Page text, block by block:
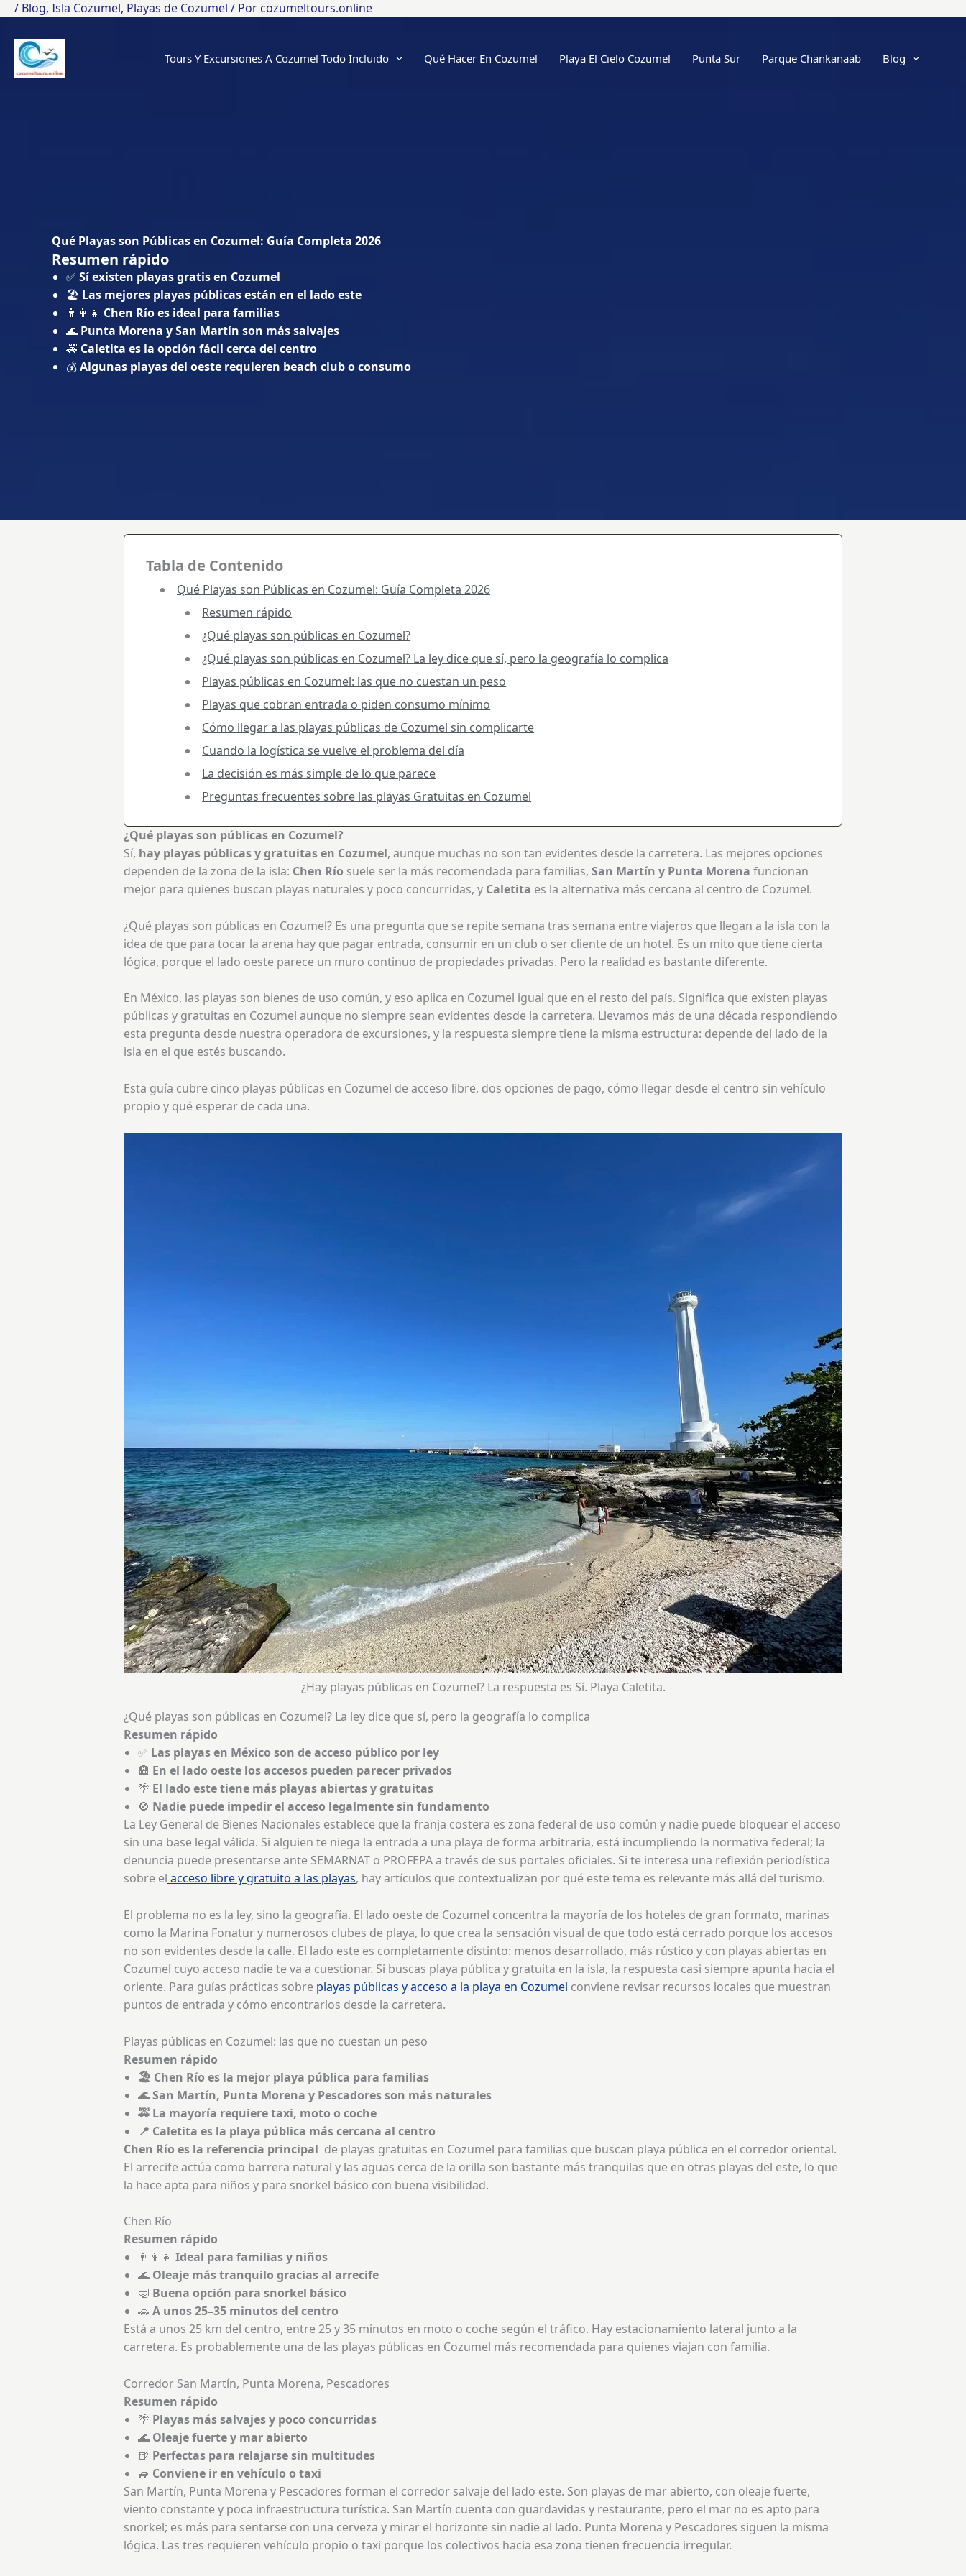
contenido
Tours Y Excursiones A Cozumel Todo Incluido Qué Hacer En Cozumel Playa El Cielo Cozumel Punta Sur Parque Chankanaab Blog
/ Blog, Isla Cozumel, Playas de Cozumel / Por cozumeltours.online
Qué Playas son Públicas en Cozumel: Guía Completa 2026
Resumen rápido
✅ Sí existen playas gratis en Cozumel
🏖️ Las mejores playas públicas están en el lado este
👨‍👩‍👧 Chen Río es ideal para familias
🌊 Punta Morena y San Martín son más salvajes
🚕 Caletita es la opción fácil cerca del centro
💰Algunas playas del oeste requieren beach club o consumo
Tabla de Contenido
Qué Playas son Públicas en Cozumel: Guía Completa 2026
Resumen rápido
¿Qué playas son públicas en Cozumel?
¿Qué playas son públicas en Cozumel? La ley dice que sí, pero la geografía lo complica
Playas públicas en Cozumel: las que no cuestan un peso
Playas que cobran entrada o piden consumo mínimo
Cómo llegar a las playas públicas de Cozumel sin complicarte
Cuando la logística se vuelve el problema del día
La decisión es más simple de lo que parece
Preguntas frecuentes sobre las playas Gratuitas en Cozumel
¿Qué playas son públicas en Cozumel?
Sí, hay playas públicas y gratuitas en Cozumel, aunque muchas no son tan evidentes desde la carretera. Las mejores opciones
dependen de la zona de la isla: Chen Río suele ser la más recomendada para familias, San Martín y Punta Morena funcionan
mejor para quienes buscan playas naturales y poco concurridas, y Caletita es la alternativa más cercana al centro de Cozumel.
¿Qué playas son públicas en Cozumel? Es una pregunta que se repite semana tras semana entre viajeros que llegan a la isla con la
idea de que para tocar la arena hay que pagar entrada, consumir en un club o ser cliente de un hotel. Es un mito que tiene cierta
lógica, porque el lado oeste parece un muro continuo de propiedades privadas. Pero la realidad es bastante diferente.
En México, las playas son bienes de uso común, y eso aplica en Cozumel igual que en el resto del país. Significa que existen playas
públicas y gratuitas en Cozumel aunque no siempre sean evidentes desde la carretera. Llevamos más de una década respondiendo
esta pregunta desde nuestra operadora de excursiones, y la respuesta siempre tiene la misma estructura: depende del lado de la
isla en el que estés buscando.
Esta guía cubre cinco playas públicas en Cozumel de acceso libre, dos opciones de pago, cómo llegar desde el centro sin vehículo
propio y qué esperar de cada una.
¿Hay playas públicas en Cozumel? La respuesta es Sí. Playa Caletita.
¿Qué playas son públicas en Cozumel? La ley dice que sí, pero la geografía lo complica
Resumen rápido
✅ Las playas en México son de acceso público por ley
🏨 En el lado oeste los accesos pueden parecer privados
🌴 El lado este tiene más playas abiertas y gratuitas
🚫 Nadie puede impedir el acceso legalmente sin fundamento
La Ley General de Bienes Nacionales establece que la franja costera es zona federal de uso común y nadie puede bloquear el acceso
sin una base legal válida. Si alguien te niega la entrada a una playa de forma arbitraria, está incumpliendo la normativa federal; la
denuncia puede presentarse ante SEMARNAT o PROFEPA a través de sus portales oficiales. Si te interesa una reflexión periodística
sobre el acceso libre y gratuito a las playas, hay artículos que contextualizan por qué este tema es relevante más allá del turismo.
El problema no es la ley, sino la geografía. El lado oeste de Cozumel concentra la mayoría de los hoteles de gran formato, marinas
como la Marina Fonatur y numerosos clubes de playa, lo que crea la sensación visual de que todo está cerrado porque los accesos
no son evidentes desde la calle. El lado este es completamente distinto: menos desarrollado, más rústico y con playas abiertas en
Cozumel cuyo acceso nadie te va a cuestionar. Si buscas playa pública y gratuita en la isla, la respuesta casi siempre apunta hacia el
oriente. Para guías prácticas sobre playas públicas y acceso a la playa en Cozumel conviene revisar recursos locales que muestran
puntos de entrada y cómo encontrarlos desde la carretera.
Playas públicas en Cozumel: las que no cuestan un peso
Resumen rápido
🏖️ Chen Río es la mejor playa pública para familias
🌊 San Martín, Punta Morena y Pescadores son más naturales
🚕 La mayoría requiere taxi, moto o coche
📍 Caletita es la playa pública más cercana al centro
Chen Río es la referencia principal de playas gratuitas en Cozumel para familias que buscan playa pública en el corredor oriental.
El arrecife actúa como barrera natural y las aguas cerca de la orilla son bastante más tranquilas que en otras playas del este, lo que
la hace apta para niños y para snorkel básico con buena visibilidad.
Chen Río
Resumen rápido
👨‍👩‍👧 Ideal para familias y niños
🌊 Oleaje más tranquilo gracias al arrecife
🤿 Buena opción para snorkel básico
🚗 A unos 25–35 minutos del centro
Está a unos 25 km del centro, entre 25 y 35 minutos en moto o coche según el tráfico. Hay estacionamiento lateral junto a la
carretera. Es probablemente una de las playas públicas en Cozumel más recomendada para quienes viajan con familia.
Corredor San Martín, Punta Morena, Pescadores
Resumen rápido
🌴 Playas más salvajes y poco concurridas
🌊 Oleaje fuerte y mar abierto
🍺 Perfectas para relajarse sin multitudes
🚙 Conviene ir en vehículo o taxi
San Martín, Punta Morena y Pescadores forman el corredor salvaje del lado este. Son playas de mar abierto, con oleaje fuerte,
viento constante y poca infraestructura turística. San Martín cuenta con guardavidas y restaurante, pero el mar no es apto para
snorkel; es más para sentarse con una cerveza y mirar el horizonte sin nadie al lado. Punta Morena y Pescadores siguen la misma
lógica. Las tres requieren vehículo propio o taxi porque los colectivos hacia esa zona tienen frecuencia irregular.